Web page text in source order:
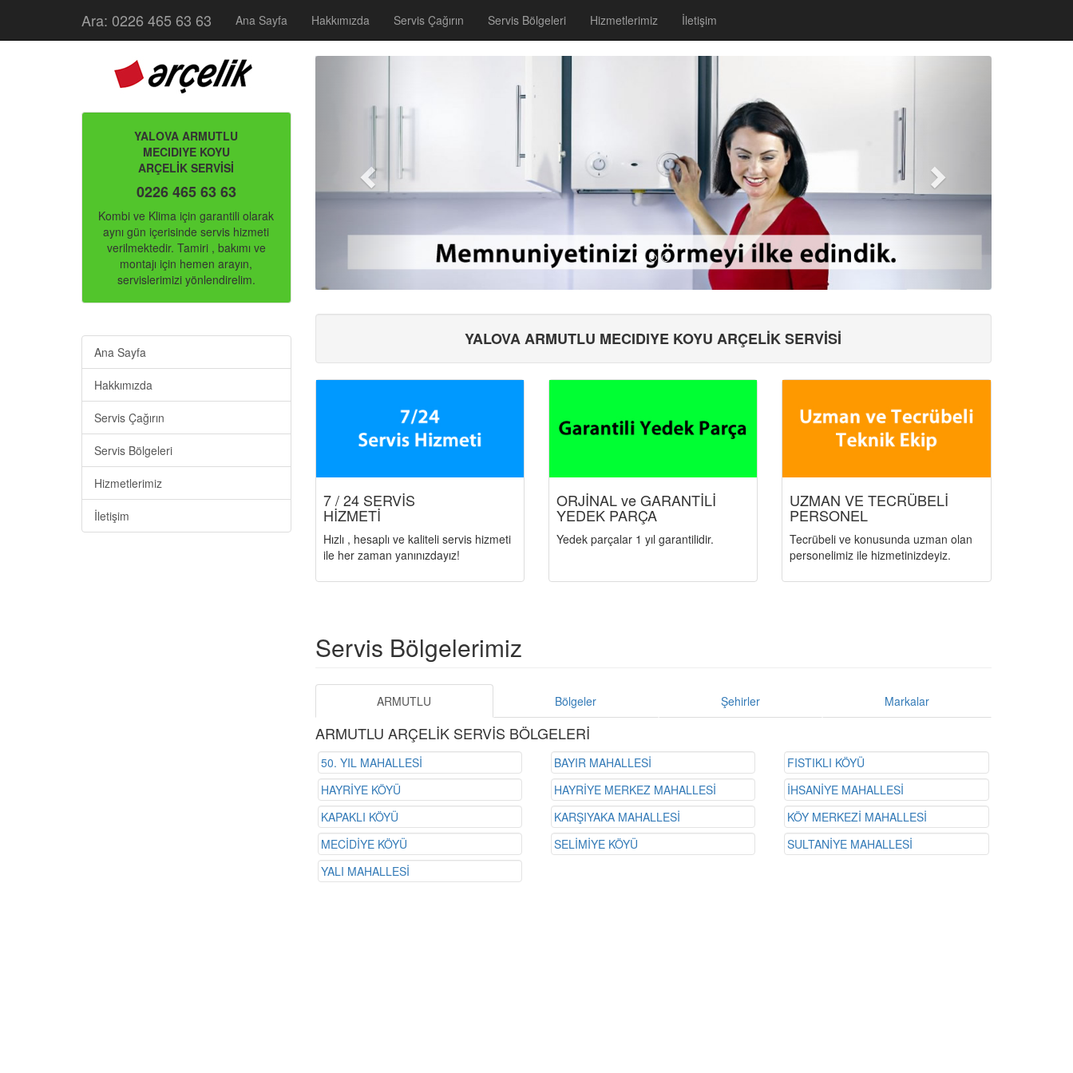
Ara: 0226 465 63 63 Ana Sayfa Hakkımızda Servis Çağırın Servis Bölgeleri Hizmetlerimiz İletişim
YALOVA ARMUTLU
MECIDIYE KOYU
ARÇELİK SERVİSİ
0226 465 63 63
Kombi ve Klima için garantili olarak
aynı gün içerisinde servis hizmeti
verilmektedir. Tamiri , bakımı ve
montajı için hemen arayın,
servislerimizi yönlendirelim.
Ana Sayfa
Hakkımızda
Servis Çağırın
Servis Bölgeleri
Hizmetlerimiz
İletişim
YALOVA ARMUTLU MECIDIYE KOYU ARÇELİK SERVİSİ
7 / 24 SERVİS
HİZMETİ
Hızlı , hesaplı ve kaliteli servis hizmeti
ile her zaman yanınızdayız!
ORJİNAL ve GARANTİLİ
YEDEK PARÇA
Yedek parçalar 1 yıl garantilidir.
UZMAN VE TECRÜBELİ
PERSONEL
Tecrübeli ve konusunda uzman olan
personelimiz ile hizmetinizdeyiz.
Servis Bölgelerimiz
ARMUTLU Bölgeler Şehirler Markalar
ARMUTLU ARÇELİK SERVİS BÖLGELERİ
50. YIL MAHALLESİ BAYIR MAHALLESİ
FISTIKLI KÖYÜ
HAYRİYE KÖYÜ
HAYRİYE MERKEZ MAHALLESİ
İHSANİYE MAHALLESİ
KAPAKLI KÖYÜ
KARŞIYAKA MAHALLESİ
KÖY MERKEZİ MAHALLESİ
MECİDİYE KÖYÜ
SELİMİYE KÖYÜ
SULTANİYE MAHALLESİ
YALI MAHALLESİ